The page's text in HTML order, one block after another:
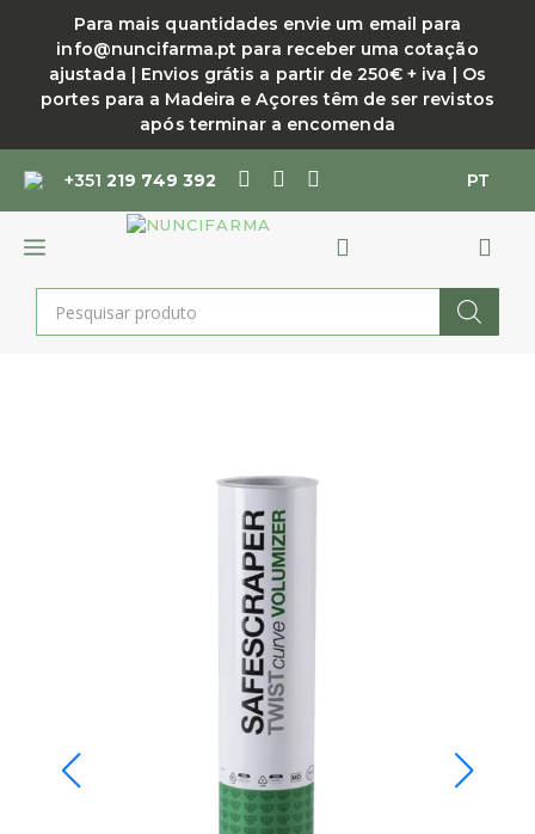
conteúdo
Para mais quantidades envie um email para
info@nuncifarma.pt para receber uma cotação
ajustada | Envios grátis a partir de 250€ + iva | Os
portes para a Madeira e Açores têm de ser revistos
após terminar a encomenda
+351219 749 392 PT
MENU
Products
search